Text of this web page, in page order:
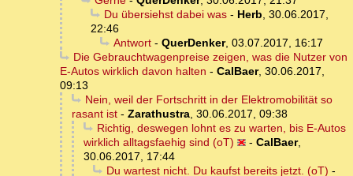
Du übersiehst dabei was- Herb, 30.06.2017,
22:46
Antwort- QuerDenker, 03.07.2017, 16:17
Die Gebrauchtwagenpreise zeigen, was die Nutzer von
E-Autos wirklich davon halten - CalBaer, 30.06.2017,
09:13
Nein, weil der Fortschritt in der Elektromobilität so
rasant ist - Zarathustra, 30.06.2017, 09:38
Richtig, deswegen lohnt es zu warten, bis E-Autos
wirklich alltagsfaehig sind (oT)
- CalBaer,
30.06.2017, 17:44
Du wartest nicht. Du kaufst bereits jetzt. (oT) -